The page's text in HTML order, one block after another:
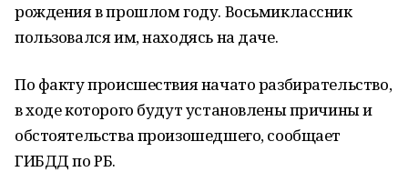
рождения в прошлом году. Восьмиклассник
пользовался им, находясь на даче.
По факту происшествия начато разбирательство,
в ходе которого будут установлены причины и
обстоятельства произошедшего, сообщает
ГИБДД по РБ.